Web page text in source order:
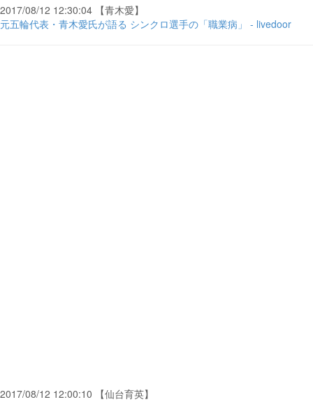
2017/08/12 12:30:04 【青木愛】
元五輪代表・青木愛氏が語る シンクロ選手の「職業病」 - livedoor
2017/08/12 12:00:10 【仙台育英】